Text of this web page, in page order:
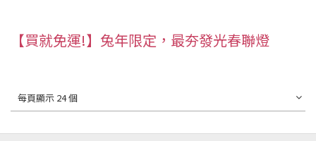
【買就免運!】兔年限定，最夯發光春聯燈
每頁顯示 24 個